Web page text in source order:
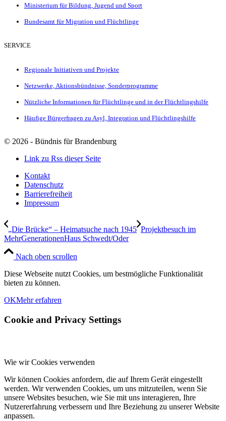
Ministerium für Bildung, Jugend und Sport
Bundesamt für Migration und Flüchtlinge
SERVICE
Regionale Initiativen und Projekte
Netzwerke, Aktionsbündnisse, Sonderprogramme
Nützliche Informationen für Flüchtlinge und in der Flüchtlingshilfe
Häufige Bürgerfragen zu Asyl, Integration und Flüchtlingshilfe
© 2026 - Bündnis für Brandenburg
Link zu Rss dieser Seite
Kontakt
Datenschutz
Barrierefreiheit
Impressum
„Die Brücke“ – Heimatsuche nach 1945 Projektbesuch im
MehrGenerationenHaus Schwedt/Oder
Nach oben scrollen
Diese Webseite nutzt Cookies, um bestmögliche Funktionalität
bieten zu können.
OKMehr erfahren
Cookie and Privacy Settings
Wie wir Cookies verwenden
Wir können Cookies anfordern, die auf Ihrem Gerät eingestellt
werden. Wir verwenden Cookies, um uns mitzuteilen, wenn Sie
unsere Websites besuchen, wie Sie mit uns interagieren, Ihre
Nutzererfahrung verbessern und Ihre Beziehung zu unserer Website
anpassen.